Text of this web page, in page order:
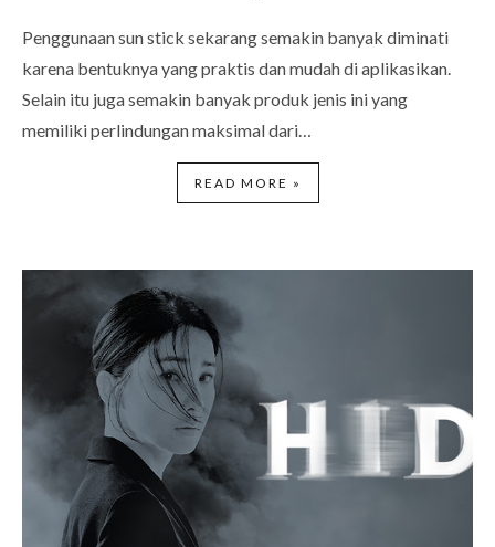
Penggunaan sun stick sekarang semakin banyak diminati
karena bentuknya yang praktis dan mudah di aplikasikan.
Selain itu juga semakin banyak produk jenis ini yang
memiliki perlindungan maksimal dari…
READ MORE »